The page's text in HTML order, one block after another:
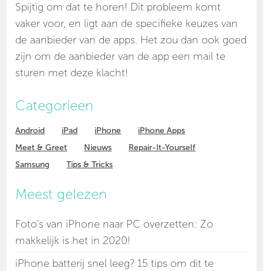
Spijtig om dat te horen! Dit probleem komt
vaker voor, en ligt aan de specifieke keuzes van
de aanbieder van de apps. Het zou dan ook goed
zijn om de aanbieder van de app een mail te
sturen met deze klacht!
Categorieen
Android iPad iPhone
iPhone Apps
Meet & Greet
Nieuws
Repair-It-Yourself
Samsung
Tips & Tricks
Meest gelezen
Foto's van iPhone naar PC overzetten: Zo
makkelijk is het in 2020!
iPhone batterij snel leeg? 15 tips om dit te